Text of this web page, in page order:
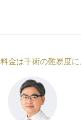
料金は手術の難易度